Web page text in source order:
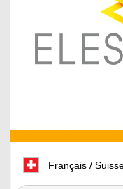
Français /